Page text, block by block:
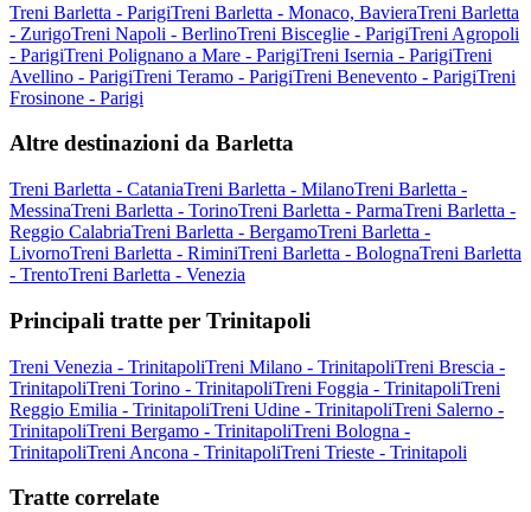
Treni Barletta - ParigiTreni Barletta - Monaco, BavieraTreni Barletta
- ZurigoTreni Napoli - BerlinoTreni Bisceglie - ParigiTreni Agropoli
- ParigiTreni Polignano a Mare - ParigiTreni Isernia - ParigiTreni
Avellino - ParigiTreni Teramo - ParigiTreni Benevento - ParigiTreni
Frosinone - Parigi
Altre destinazioni da Barletta
Treni Barletta - CataniaTreni Barletta - MilanoTreni Barletta -
MessinaTreni Barletta - TorinoTreni Barletta - ParmaTreni Barletta -
Reggio CalabriaTreni Barletta - BergamoTreni Barletta -
LivornoTreni Barletta - RiminiTreni Barletta - BolognaTreni Barletta
- TrentoTreni Barletta - Venezia
Principali tratte per Trinitapoli
Treni Venezia - TrinitapoliTreni Milano - TrinitapoliTreni Brescia -
TrinitapoliTreni Torino - TrinitapoliTreni Foggia - TrinitapoliTreni
Reggio Emilia - TrinitapoliTreni Udine - TrinitapoliTreni Salerno -
TrinitapoliTreni Bergamo - TrinitapoliTreni Bologna -
TrinitapoliTreni Ancona - TrinitapoliTreni Trieste - Trinitapoli
Tratte correlate